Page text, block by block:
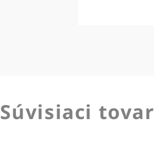
Súvisiaci tovar